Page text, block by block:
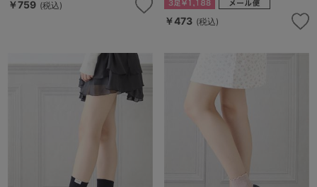
￥759 (税込)
￥473 (税込)